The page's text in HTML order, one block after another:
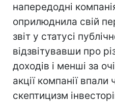
напередодні
оприлюднила свій
звіт у статусі
відзвітувавши про
доходів і менші за
акції компанії
скептицизм